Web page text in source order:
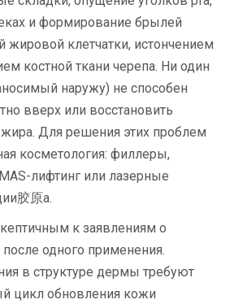
и формирование брылей
жировой клетчатки, истончением
костной ткани черепа. Ни один
наружу) не способен
вверх или восстановить
Для решения этих проблем
косметология: филлеры,
лифтинг или лазерные
胶原а.
к заявлениям о
одного применения.
в структуре дермы требуют
цикл обновления кожи